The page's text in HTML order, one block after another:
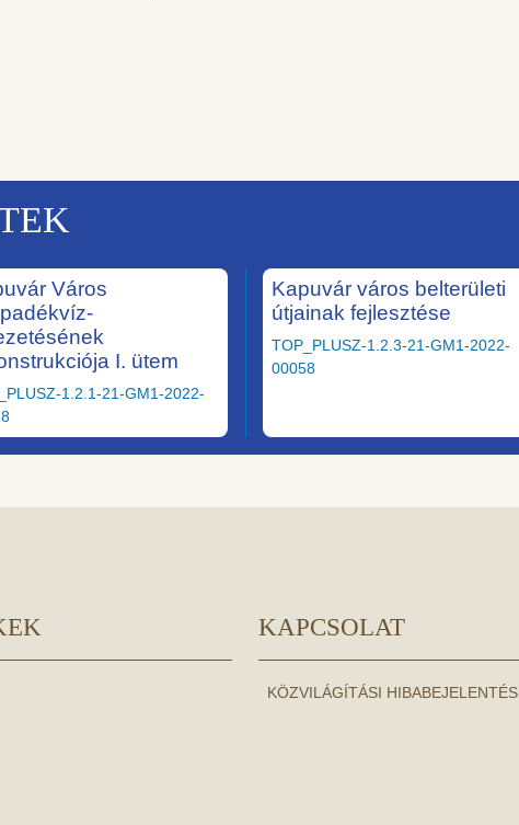
Város
I. ütem
1.2.1-21-GM1-2022-
Kapuvár város belterületi
útjainak fejlesztése
TOP_PLUSZ-1.2.3-21-GM1-2022-
00058
KAPCSOLAT
KÖZVILÁGÍTÁSI HIBABEJELENTÉS